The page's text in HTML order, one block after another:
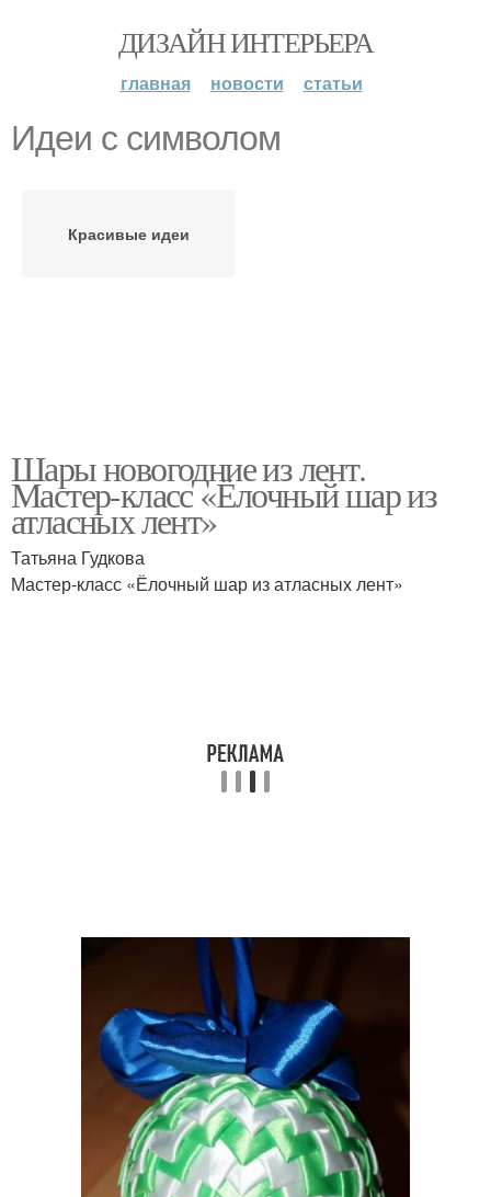
ДИЗАЙН ИНТЕРЬЕРА
главная новости статьи
Идеи с символом
Красивые идеи
Шары новогодние из лент.
Мастер-класс «Ёлочный шар из
атласных лент»
Татьяна Гудкова
Мастер-класс «Ёлочный шар из атласных лент»